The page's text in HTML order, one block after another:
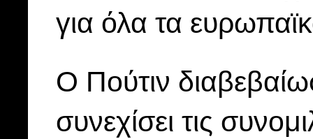
για όλα τα
Ο Πούτιν
συνεχίσει τις